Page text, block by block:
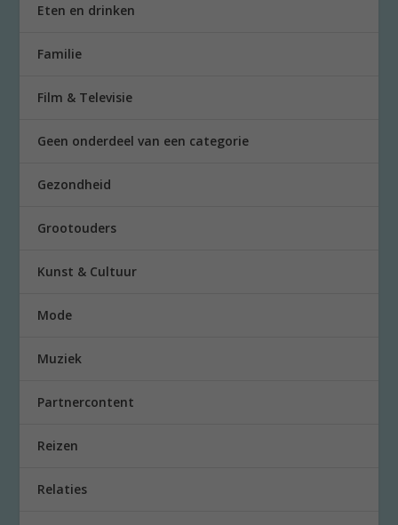
Eten en drinken
Familie
Film & Televisie
Geen onderdeel van een categorie
Gezondheid
Grootouders
Kunst & Cultuur
Mode
Muziek
Partnercontent
Reizen
Relaties